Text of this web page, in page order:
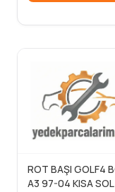
ROT BAŞI GOLF4 BORA
A3 97-04 KISA SOL